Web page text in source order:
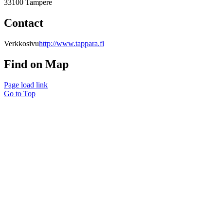
33100 Tampere
Contact
Verkkosivuhttp://www.tappara.fi
Find on Map
Page load link
Go to Top